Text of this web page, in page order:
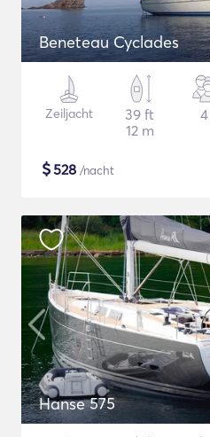
Beneteau Cyclades
Zeiljacht
39 ft
12 m
4
$528 /nacht
Hanse 575